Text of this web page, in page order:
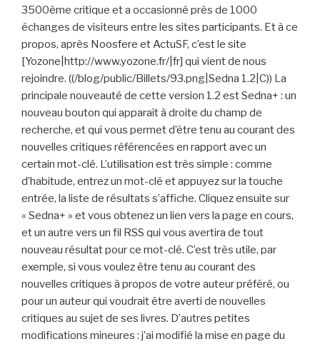
3500ème critique et a occasionné près de 1000
échanges de visiteurs entre les sites participants. Et à ce
propos, après Noosfere et ActuSF, c’est le site
[Yozone|http://www.yozone.fr/|fr] qui vient de nous
rejoindre. ((/blog/public/Billets/93.png|Sedna 1.2|C)) La
principale nouveauté de cette version 1.2 est Sedna+ : un
nouveau bouton qui apparaît à droite du champ de
recherche, et qui vous permet d’être tenu au courant des
nouvelles critiques référencées en rapport avec un
certain mot-clé. L’utilisation est très simple : comme
d’habitude, entrez un mot-clé et appuyez sur la touche
entrée, la liste de résultats s’affiche. Cliquez ensuite sur
« Sedna+ » et vous obtenez un lien vers la page en cours,
et un autre vers un fil RSS qui vous avertira de tout
nouveau résultat pour ce mot-clé. C’est très utile, par
exemple, si vous voulez être tenu au courant des
nouvelles critiques à propos de votre auteur préféré, ou
pour un auteur qui voudrait être averti de nouvelles
critiques au sujet de ses livres. D’autres petites
modifications mineures : j’ai modifié la mise en page du